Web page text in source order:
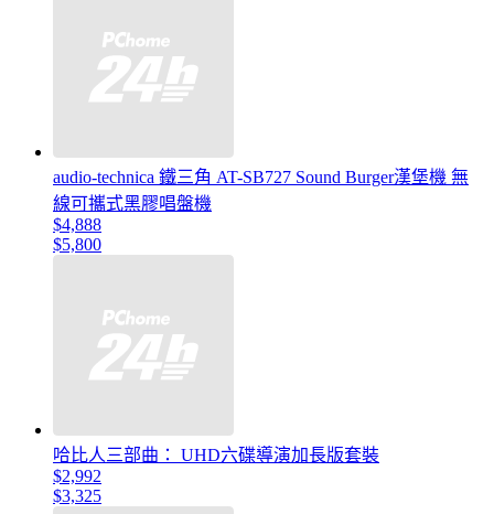
audio-technica 鐵三角 AT-SB727 Sound Burger漢堡機 無
線可攜式黑膠唱盤機
$4,888
$5,800
哈比人三部曲： UHD六碟導演加長版套裝
$2,992
$3,325